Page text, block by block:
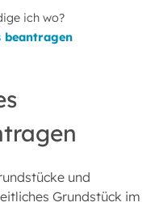
ich wo?
beantragen
und
Grundstück im